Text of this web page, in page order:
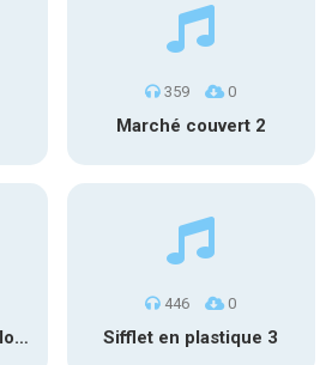
359 0
Marché couvert 2
Homme siffle une mélodie
446 0
Sifflet en plastique 3